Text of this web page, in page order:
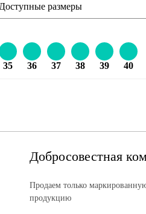
Доступные размеры
35 36 37 38 39 40
Добросовестная
Продаем только
продукцию